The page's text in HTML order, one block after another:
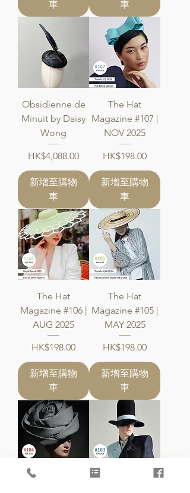
車
車
Obsidienne de
Minuit by Daisy
Wong
價格
HK$4,088.00
新增至購物
車
The Hat
Magazine #107 |
NOV 2025
價格
HK$198.00
新增至購物
車
The Hat
Magazine #106 |
AUG 2025
價格
HK$198.00
新增至購物
車
The Hat
Magazine #105 |
MAY 2025
價格
HK$198.00
新增至購物
車